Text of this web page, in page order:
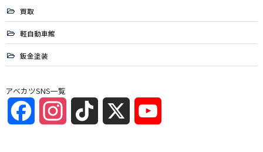
買取
軽自動車館
鈑金塗装
アベカツSNS一覧
FacebookInstagramTikTok